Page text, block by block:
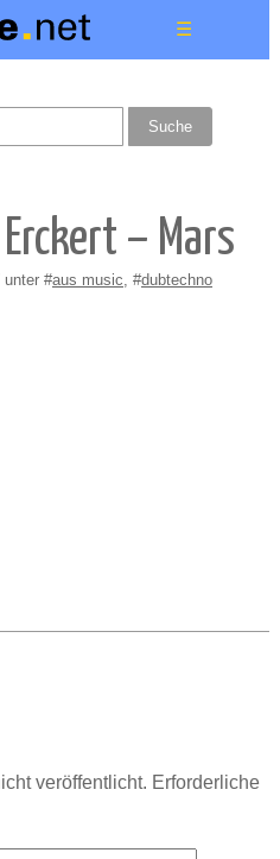
☰
– Mars
#aus music, #dubtechno
veröffentlicht. Erforderliche